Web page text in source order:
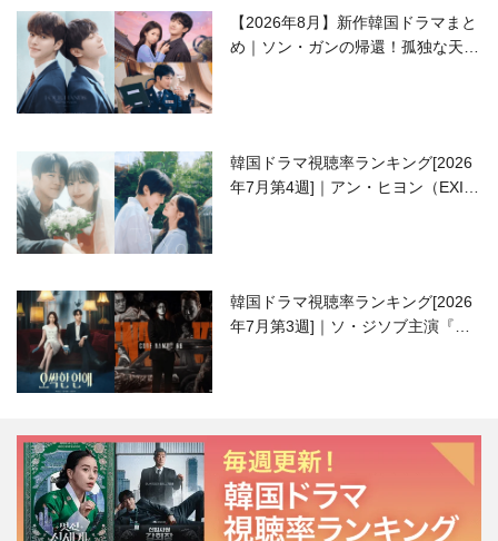
【2026年8月】新作韓国ドラマまと
め｜ソン・ガンの帰還！孤独な天才
韓国ドラマ視聴率ランキング[2026
年7月第4週]｜アン・ヒヨン（EXID
韓国ドラマ視聴率ランキング[2026
年7月第3週]｜ソ・ジソブ主演『エ